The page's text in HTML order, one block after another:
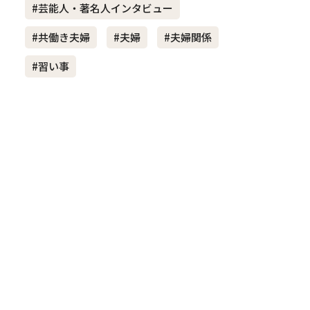
夫婦 #産休 #育休
#芸能人・著名人インタビュー
#共働き夫婦
#夫婦
#夫婦関係
#習い事